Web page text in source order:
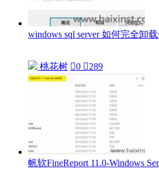
windows sql server 如何完全卸
桃花树 0 289
帆软FineReport 11.0-Windows